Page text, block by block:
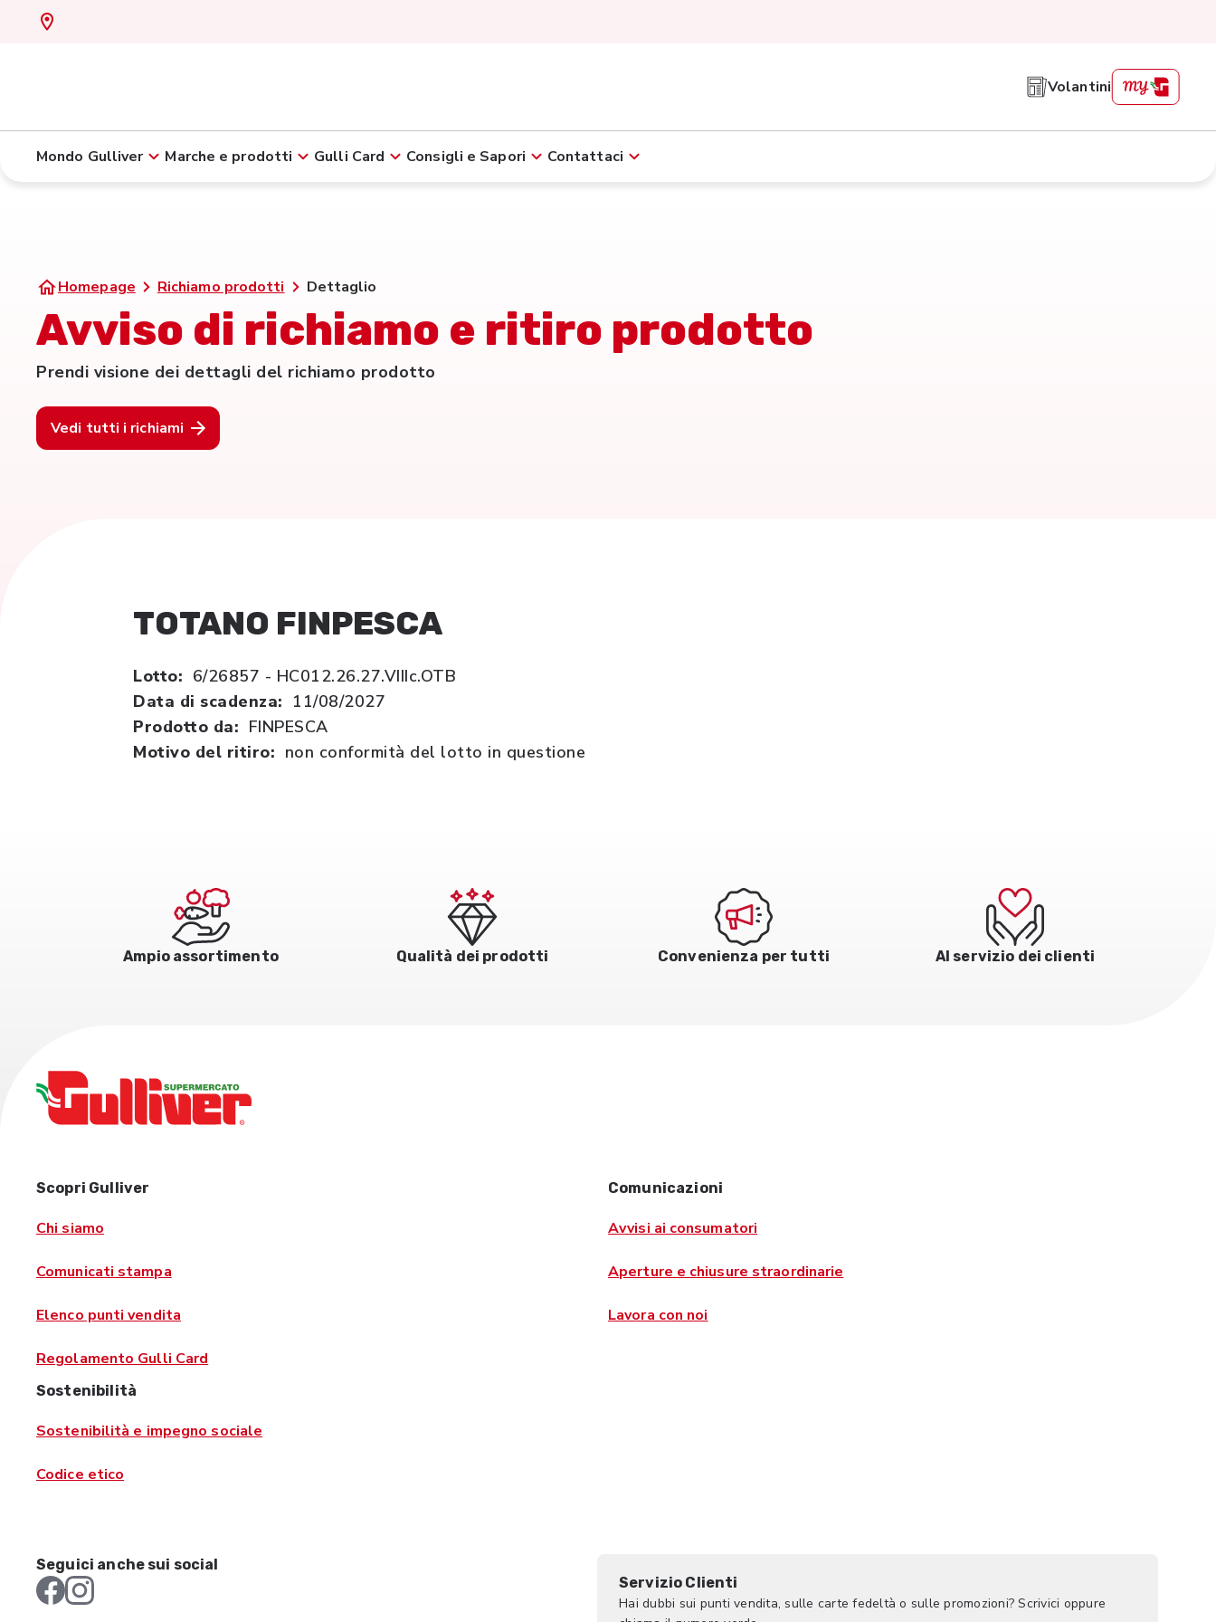
Volantini
Mondo Gulliver Marche e prodotti Gulli Card Consigli e Sapori Contattaci
Homepage Richiamo prodotti Dettaglio
Avviso di richiamo e ritiro prodotto
Prendi visione dei dettagli del richiamo prodotto
Vedi tutti i richiami
TOTANO FINPESCA
Lotto: 6/26857 - HC012.26.27.VIIIc.OTB
Data di scadenza: 11/08/2027
Prodotto da: FINPESCA
Motivo del ritiro: non conformità del lotto in questione
Ampio assortimento Qualità dei prodotti Convenienza per tutti Al servizio dei clienti
Scopri Gulliver
Chi siamo
Comunicati stampa
Elenco punti vendita
Regolamento Gulli Card
Comunicazioni
Avvisi ai consumatori
Aperture e chiusure straordinarie
Lavora con noi
Sostenibilità
Sostenibilità e impegno sociale
Codice etico
Seguici anche sui social
Servizio Clienti
Hai dubbi sui punti vendita, sulle carte fedeltà o sulle promozioni? Scrivici oppure